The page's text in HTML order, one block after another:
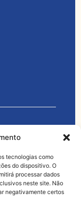
tecnologias como
do dispositivo. O
processar dados
neste site. Não
negativamente certos
Santana –
010